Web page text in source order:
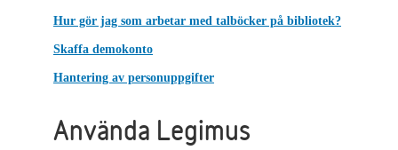
Hur gör jag som arbetar med talböcker på bibliotek?
Skaffa demokonto
Hantering av personuppgifter
Använda Legimus